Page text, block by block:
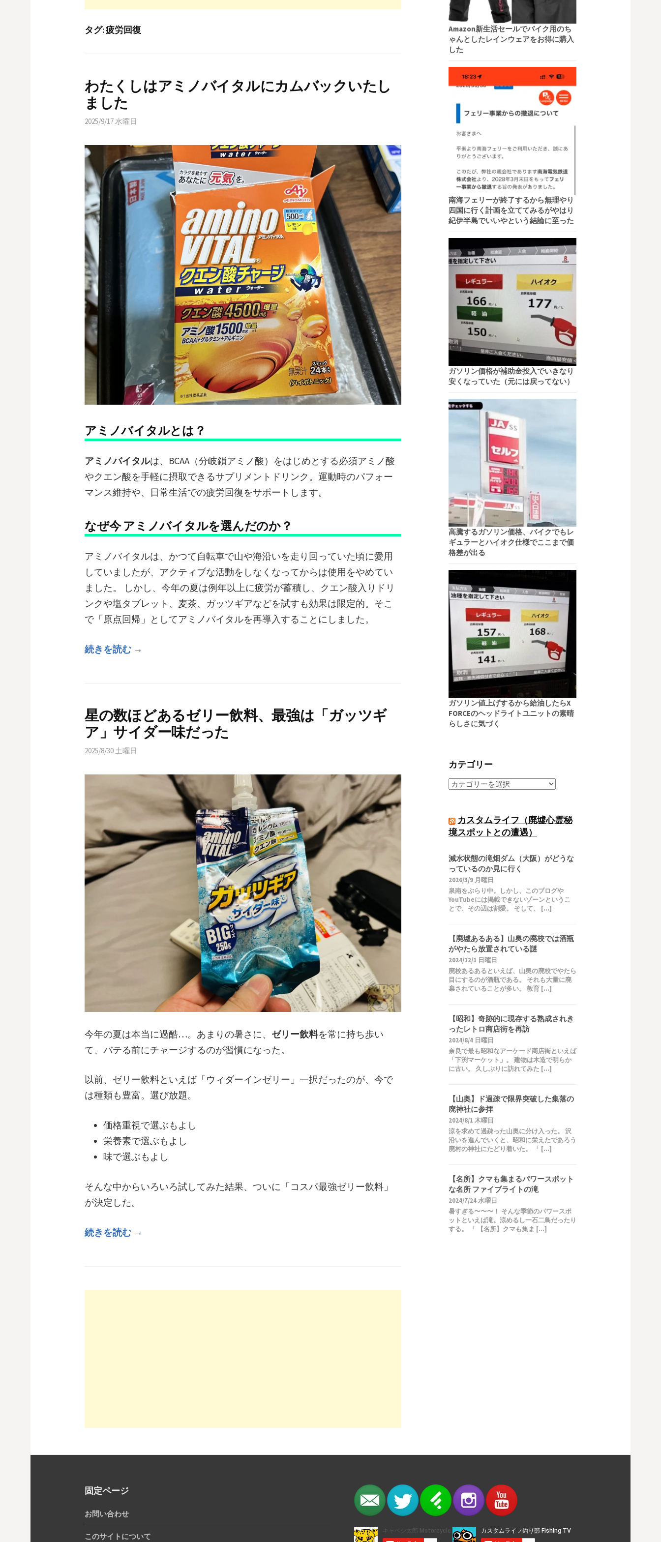
タグ:疲労回復
わたくしはアミノバイタルにカムバックいたし
ました
2025/9/17 水曜日
アミノバイタルとは？
アミノバイタルは、BCAA（分岐鎖アミノ酸）をはじめとする必須アミノ酸
やクエン酸を手軽に摂取できるサプリメントドリンク。運動時のパフォー
マンス維持や、日常生活での疲労回復をサポートします。
なぜ今 アミノバイタルを選んだのか？
アミノバイタルは、かつて自転車で山や海沿いを走り回っていた頃に愛用
していましたが、アクティブな活動をしなくなってからは使用をやめてい
ました。 しかし、今年の夏は例年以上に疲労が蓄積し、クエン酸入りドリ
ンクや塩タブレット、麦茶、ガッツギアなどを試すも効果は限定的。そこ
で「原点回帰」としてアミノバイタルを再導入することにしました。
続きを読む →
星の数ほどあるゼリー飲料、最強は「ガッツギ
ア」サイダー味だった
2025/8/30 土曜日
今年の夏は本当に過酷…。あまりの暑さに、 ゼリー飲料を常に持ち歩い
て、バテる前にチャージするのが習慣になった。
以前、ゼリー飲料といえば「ウィダーインゼリー」一択だったのが、今で
は種類も豊富。選び放題。
価格重視で選ぶもよし
栄養素で選ぶもよし
味で選ぶもよし
そんな中からいろいろ試してみた結果、ついに「コスパ最強ゼリー飲料」
が決定した。
続きを読む →
Amazon新生活セールでバイク用のち
ゃんとしたレインウェアをお得に購入
した
南海フェリーが終了するから無理やり
四国に行く計画を立ててみるがやはり
紀伊半島でいいやという結論に至った
ガソリン価格が補助金投入でいきなり
安くなっていた（元には戻ってない）
高騰するガソリン価格、バイクでもレ
ギュラーとハイオク仕様でここまで価
格差が出る
ガソリン値上げするから給油したらX
FORCEのヘッドライトユニットの素晴
らしさに気づく
カテゴリー
カスタムライフ（廃墟心霊秘
境スポットとの遭遇）
減水状態の滝畑ダム（大阪）がどうな
っているのか見に行く
2026/3/9 月曜日
泉南をぶらり中。しかし、このブログや
YouTubeには掲載できないゾーンというこ
とで、その辺は割愛。 そして、 […]
【廃墟あるある】山奥の廃校では酒瓶
がやたら放置されている謎
2024/12/1 日曜日
廃校あるあるといえば、山奥の廃校でやたら
目にするのが酒瓶である。 それも大量に廃
棄されていることが多い。 教育 […]
【昭和】奇跡的に現存する熟成されき
ったレトロ商店街を再訪
2024/8/4 日曜日
奈良で最も昭和なアーケード商店街といえば
「下渕マーケット」。 建物は木造で明らか
に古い。 久しぶりに訪れてみた […]
【山奥】ド過疎で限界突破した集落の
廃神社に参拝
2024/8/1 木曜日
涼を求めて過疎った山奥に分け入った。 沢
沿いを進んでいくと、昭和に栄えたであろう
廃村の神社にたどり着いた。 「 […]
【名所】クマも集まるパワースポット
な名所 ファイブライトの滝
2024/7/24 水曜日
暑すぎる〜〜〜！ そんな季節のパワースポ
ットといえば滝。涼めるし一石二鳥だったり
する。 「 【名所】クマも集ま […]
固定ページ
お問い合わせ
このサイトについて